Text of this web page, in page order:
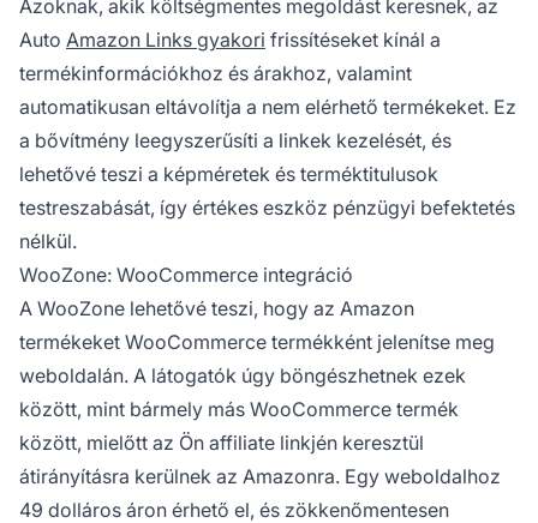
Azoknak, akik költségmentes megoldást keresnek, az
Auto Amazon Links gyakori frissítéseket kínál a
termékinformációkhoz és árakhoz, valamint
automatikusan eltávolítja a nem elérhető termékeket. Ez
a bővítmény leegyszerűsíti a linkek kezelését, és
lehetővé teszi a képméretek és terméktitulusok
testreszabását, így értékes eszköz pénzügyi befektetés
nélkül.
WooZone: WooCommerce integráció
A WooZone lehetővé teszi, hogy az Amazon
termékeket WooCommerce termékként jelenítse meg
weboldalán. A látogatók úgy böngészhetnek ezek
között, mint bármely más WooCommerce termék
között, mielőtt az Ön affiliate linkjén keresztül
átirányításra kerülnek az Amazonra. Egy weboldalhoz
49 dolláros áron érhető el, és zökkenőmentesen